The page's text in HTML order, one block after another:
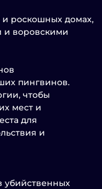
и роскошных домах,
и воровскими
пингвинов.
чтобы
мест и
для
и
убийственных